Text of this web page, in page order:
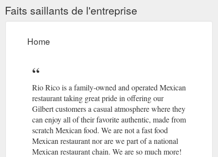
Faits saillants de l'entreprise
Home
Rio Rico is a family-owned and operated Mexican
restaurant taking great pride in offering our
Gilbert customers a casual atmosphere where they
can enjoy all of their favorite authentic, made from
scratch Mexican food. We are not a fast food
Mexican restaurant nor are we part of a national
Mexican restaurant chain. We are so much more!